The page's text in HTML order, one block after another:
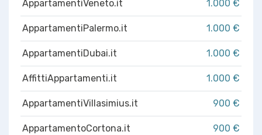
AppartamentiVeneto.it 1.000 €
AppartamentiPalermo.it 1.000 €
AppartamentiDubai.it 1.000 €
AffittiAppartamenti.it 1.000 €
AppartamentiVillasimius.it 900 €
AppartamentoCortona.it 900 €